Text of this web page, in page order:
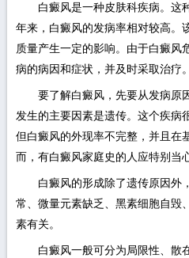
白癜风是一种皮肤科疾病。这
年来，白癜风的发病率相对较高。
质量产生一定的影响。由于白癜风
病的病因和症状，并及时采取治疗。
要了解白癜风，先要从发病原
发生的主要因素是遗传。这个疾病
但白癜风的外现率不完整，并且在
而，有白癜风家庭史的人应特别当
白癜风的形成除了遗传原因外
常、微量元素缺乏、黑素细胞自毁
素有关。
白癜风一般可分为局限性、散